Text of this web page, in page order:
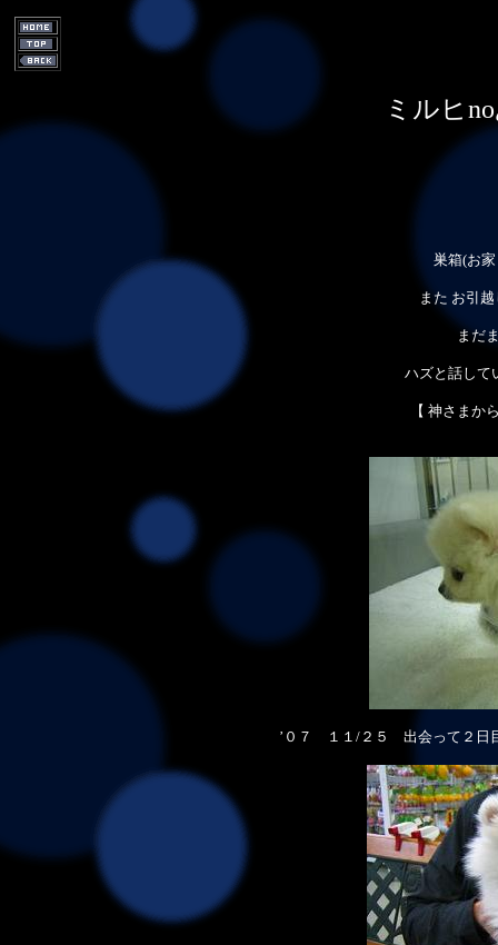
ミルヒ
巣箱(お
また お引
まだ
ハズと話し
【 神さまか
’０７ １１/２５ 出会って２日